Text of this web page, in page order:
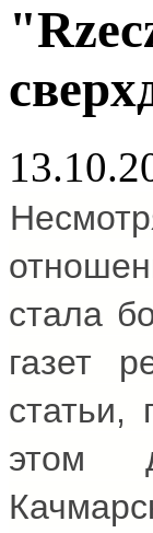
стала
газет
статьи,
этом